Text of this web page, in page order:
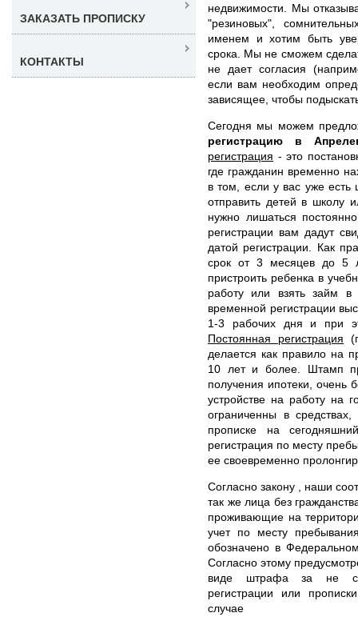
недвижимости. Мы
"резиновых",
именем и хотим быть
срока. Мы не сможем
не дает согласия
если вам необходим
зависящее, чтобы
Сегодня мы можем
регистрацию в
регистрация - это
где гражданин временно
в том, если у вас уже
отправить детей в школу
нужно лишаться
регистрации вам дадут
датой регистрации. Как
срок от 3 месяцев до 5
пристроить ребенка в
работу или взять займ
временной регистрации
1-3 рабочих дня и при
Постоянная регистрация
делается как правило на
10 лет и более. Штамп
получения ипотеки, очень
устройстве на работу на
ограниченны в
прописке на
регистрация по месту
ее своевременно
Согласно закону , наши
так же лица без
проживающие на
учет по месту
обозначено в
Согласно этому
виде штрафа за не
регистрации или
случае
ЗАКАЗАТЬ ПРОПИСКУ
КОНТАКТЫ